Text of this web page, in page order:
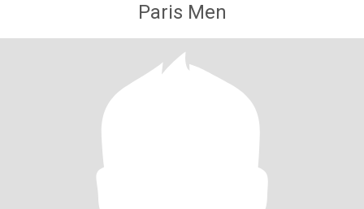
Paris Men